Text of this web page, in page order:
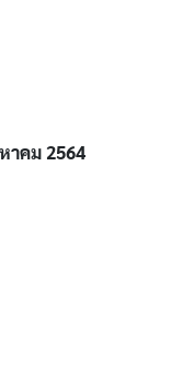
าคม 2564